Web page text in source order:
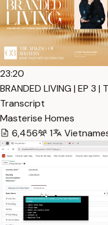
23:20
BRANDED LIVING | EP
Transcript
Masterise Homes
6,456
1